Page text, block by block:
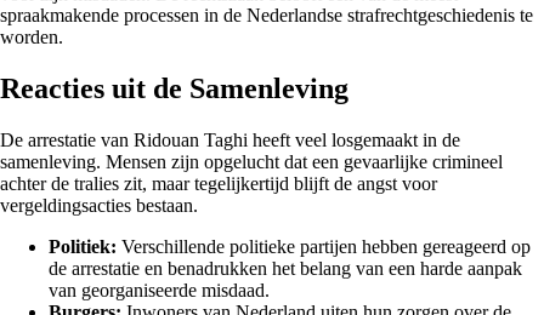
spraakmakende processen in de Nederlandse strafrechtgeschiedenis te
worden.
Reacties uit de Samenleving
De arrestatie van Ridouan Taghi heeft veel losgemaakt in de
samenleving. Mensen zijn opgelucht dat een gevaarlijke crimineel
achter de tralies zit, maar tegelijkertijd blijft de angst voor
vergeldingsacties bestaan.
Politiek: Verschillende politieke partijen hebben gereageerd op
de arrestatie en benadrukken het belang van een harde aanpak
van georganiseerde misdaad.